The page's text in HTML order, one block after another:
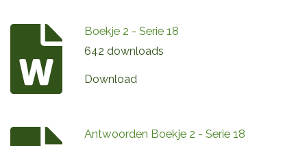
Boekje 2 - Serie 18
642 downloads
Download
Antwoorden Boekje 2 - Serie 18